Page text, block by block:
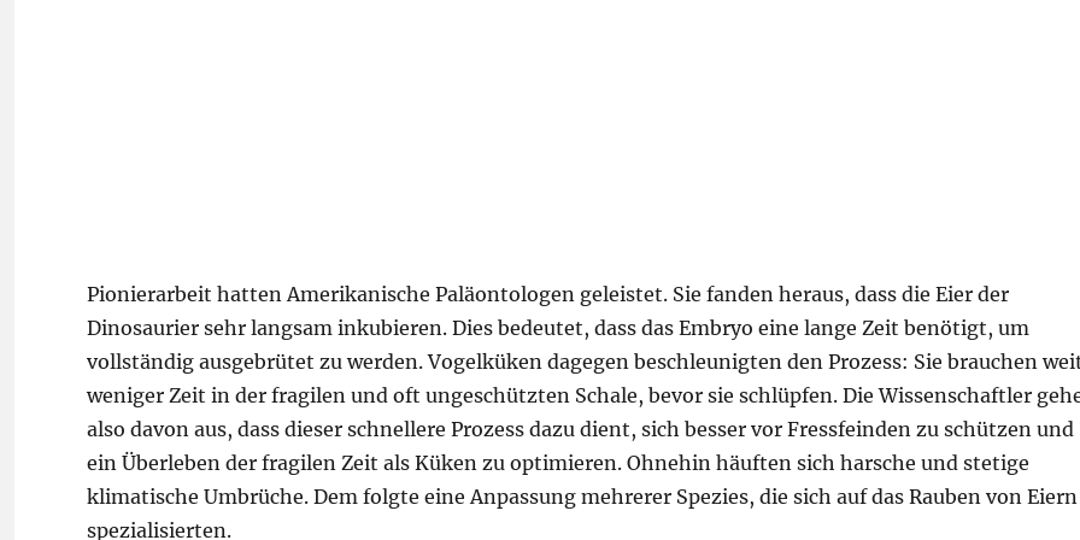
Pionierarbeit hatten Amerikanische Paläontologen geleistet. Sie fanden heraus, dass die Eier der
Dinosaurier sehr langsam inkubieren. Dies bedeutet, dass das Embryo eine lange Zeit benötigt, um
vollständig ausgebrütet zu werden. Vogelküken dagegen beschleunigten den Prozess: Sie brauchen
weniger Zeit in der fragilen und oft ungeschützten Schale, bevor sie schlüpfen. Die Wissenschaftler
also davon aus, dass dieser schnellere Prozess dazu dient, sich besser vor Fressfeinden zu schützen und
ein Überleben der fragilen Zeit als Küken zu optimieren. Ohnehin häuften sich harsche und stetige
klimatische Umbrüche. Dem folgte eine Anpassung mehrerer Spezies, die sich auf das Rauben von Eiern
spezialisierten.